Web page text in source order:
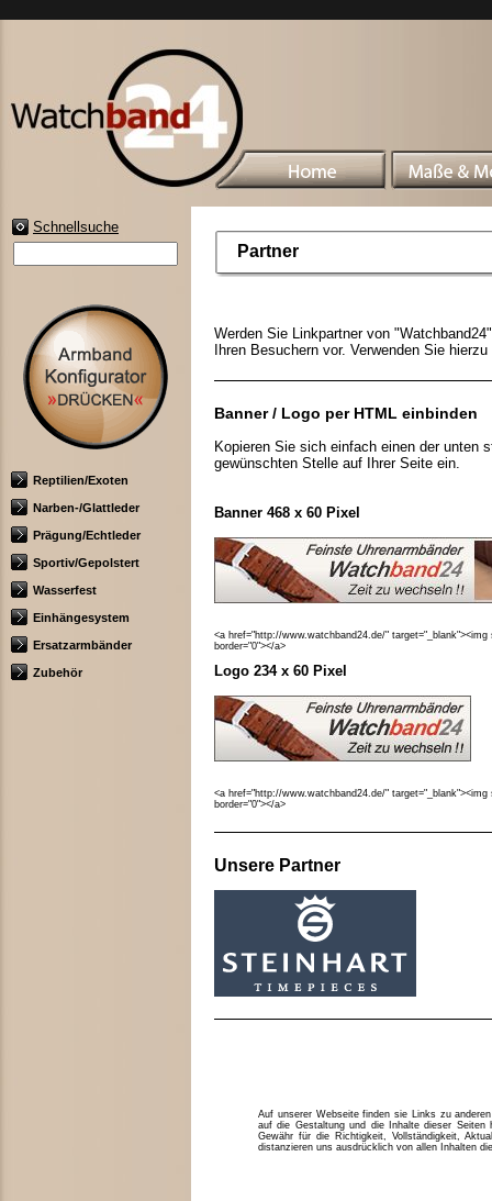
Schnellsuche
Reptilien/Exoten
Narben-/Glattleder
Prägung/Echtleder
Sportiv/Gepolstert
Wasserfest
Einhängesystem
Ersatzarmbänder
Zubehör
Partner
Werden Sie Linkpartner von
Ihren Besuchern vor. Verwenden Sie
Banner / Logo per HTML einbinden
Kopieren Sie sich einfach einen der unten
gewünschten Stelle auf Ihrer Seite ein.
Banner 468 x 60 Pixel
<a href="http://www.watchband24.de/"
border="0"></a>
Logo 234 x 60 Pixel
<a href="http://www.watchband24.de/"
border="0"></a>
Unsere Partner
Auf unserer Webseite finden sie Links zu
auf die Gestaltung und die Inhalte dieser Seiten
Gewähr für die Richtigkeit, Vollständigkeit,
distanzieren uns ausdrücklich von allen Inhalten